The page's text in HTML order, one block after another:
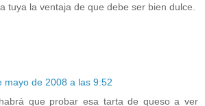
tuya la ventaja de que debe ser bien dulce.
mayo de 2008 a las 9:52
que probar esa tarta de queso a ver